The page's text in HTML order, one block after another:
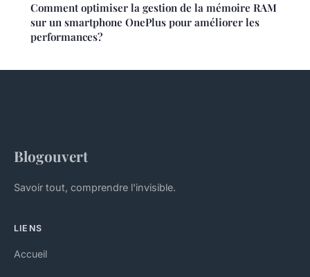
Comment optimiser la gestion de la mémoire RAM
sur un smartphone OnePlus pour améliorer les
performances?
Blogouvert
Savoir tout, comprendre l'invisible.
LIENS
Accueil